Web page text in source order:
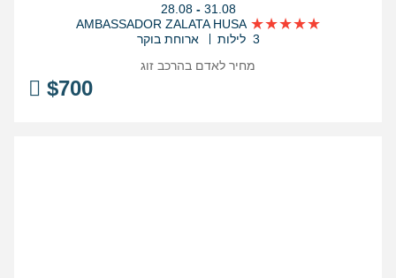
בין
התאריכים,
28.08 - 31.08
AMBASSADOR ZALATA HUSA
3 לילות
ארוחת בוקר
$700
מחיר לאדם בהרכב זוג